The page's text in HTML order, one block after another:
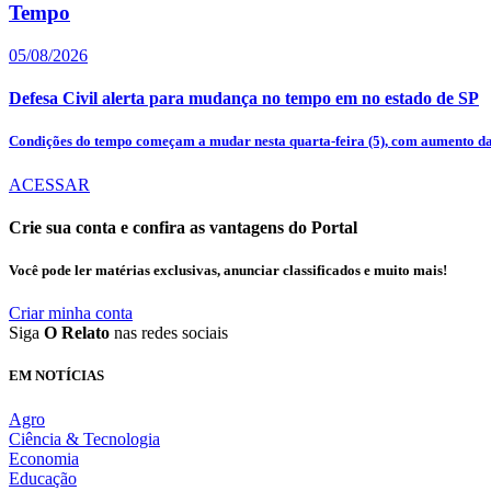
Tempo
05/08/2026
Defesa Civil alerta para mudança no tempo em no estado de SP
Condições do tempo começam a mudar nesta quarta-feira (5), com aumento
ACESSAR
Crie sua conta e confira as vantagens do Portal
Você pode ler matérias exclusivas, anunciar classificados e muito mais!
Criar minha conta
Siga O Relato nas redes sociais
EM NOTÍCIAS
Agro
Ciência & Tecnologia
Economia
Educação